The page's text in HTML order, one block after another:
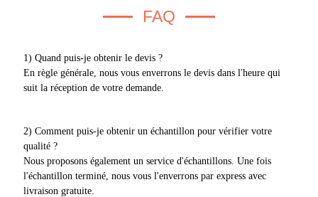
FAQ
1) Quand puis-je obtenir le devis ?
En règle générale, nous vous enverrons le devis dans l'heure qui
suit la réception de votre demande.
2) Comment puis-je obtenir un échantillon pour vérifier votre
qualité ?
Nous proposons également un service d'échantillons. Une fois
l'échantillon terminé, nous vous l'enverrons par express avec
livraison gratuite.